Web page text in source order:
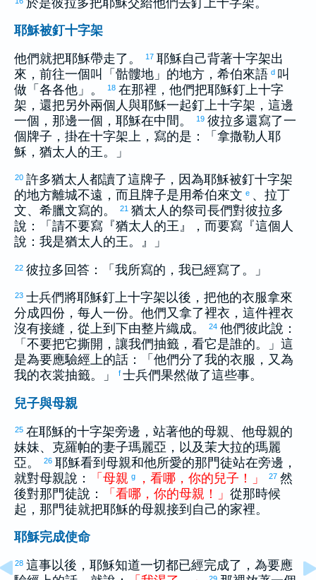
耶穌被釘十字架
他們就把耶穌帶走了。
17 耶穌自己背著十字架出
來，前往一個叫「骷髏地」的地方， 希伯來語 d 叫
做「 各各他 」。 18 在那裡，他們把耶穌釘上十字
架，還把另外兩個人與耶穌一起釘上十字架，這邊
一個，那邊一個，耶穌在中間。
19 彼拉多還寫了一
個牌子，掛在十字架上，寫的是：「 拿撒勒 人耶
穌， 猶太 人的王。」
20 許多猶太 人都讀了這牌子，因為耶穌被釘十字架
的地方離城不遠，而且牌子是用希伯來文 e 、拉丁
文、 希臘文寫的。 21 猶太 人的祭司長們對彼拉多
說：「請不要寫『猶太 人的王』，而要寫『這個人
說：我是猶太 人的王。』」
22 彼拉多 回答：「我所寫的，我已經寫了。」
23 士兵們將耶穌釘上十字架以後，把他的衣服拿來
分成四份，每人一份。他們又拿了裡衣，這件裡衣
沒有接縫，從上到下由整片織成。
24 他們彼此說：
「不要把它撕開，讓我們抽籤，看它是誰的。」這
是為要應驗經上的話：「他們分了我的衣服，又為
我的衣裳抽籤。」
f 士兵們果然做了這些事。
兒子與母親
25 在耶穌的十字架旁邊，站著他的母親、他母親的
妹妹、 克羅帕的妻子瑪麗亞 ，以及茉大拉的瑪麗
亞。 26 耶穌看到母親和他所愛的那門徒站在旁邊，
就對母親說：
「 母親 g ， 看哪 ， 你的兒子 ！ 」 27 然
後對那門徒說：
「 看哪 ， 你的母親 ！ 」 從那時候
起，那門徒就把耶穌的母親接到自己的家裡。
耶穌完成使命
28 這事以後，耶穌知道一切都已經完成了，為要應